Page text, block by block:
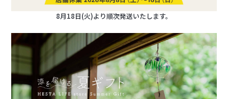
8月18日(火)より順次発送いたします。